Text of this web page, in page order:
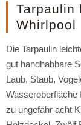
Tarpaulin
Whirlpool
Die Tarpaulin
gut handhabbare
Laub, Staub,
Wasseroberfläche
zu ungefähr acht